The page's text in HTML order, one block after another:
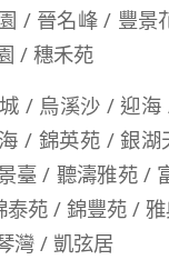
/ 晉名峰 / 豐景
/ 穗禾苑
/ 烏溪沙 / 迎
/ 錦英苑 / 銀
臺 / 聽濤雅苑 /
苑 / 錦豐苑 /
灣 / 凱弦居